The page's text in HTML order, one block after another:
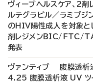
ヴィーブヘルスケア、2剤
ルテグラビル／ラミブジ
のHIV陽性成人を対象と
剤レジメンBIC/FTC/
発表
ヴァンティブ 腹膜透析
4.25 腹膜透析液 UV ツ